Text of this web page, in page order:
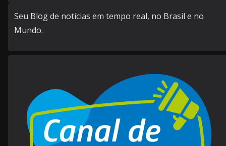
Seu Blog de notícias em tempo real, no Brasil e no
Mundo.